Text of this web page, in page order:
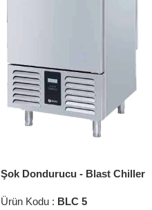
Şok Dondurucu - Blast Chiller
Ürün Kodu : BLC 5